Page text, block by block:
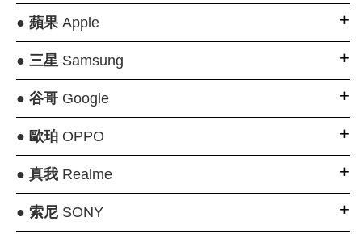
● 蘋果Apple
● 三星Samsung
● 谷哥Google
● 歐珀OPPO
● 真我Realme
● 索尼SONY